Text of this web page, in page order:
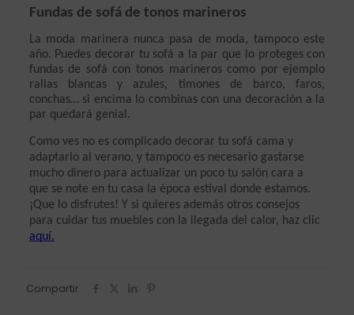
Fundas de sofá de tonos marineros
La moda marinera nunca pasa de moda, tampoco este
año. Puedes decorar tu sofá a la par que lo proteges con
fundas de sofá con tonos marineros como por ejemplo
rallas blancas y azules, timones de barco, faros,
conchas… si encima lo combinas con una decoración a la
par quedará genial.
Como ves no es complicado decorar tu sofá cama y
adaptarlo al verano, y tampoco es necesario gastarse
mucho dinero para actualizar un poco tu salón cara a
que se note en tu casa la época estival donde estamos.
¡Que lo disfrutes! Y si quieres además otros consejos
aquí.
Compartir